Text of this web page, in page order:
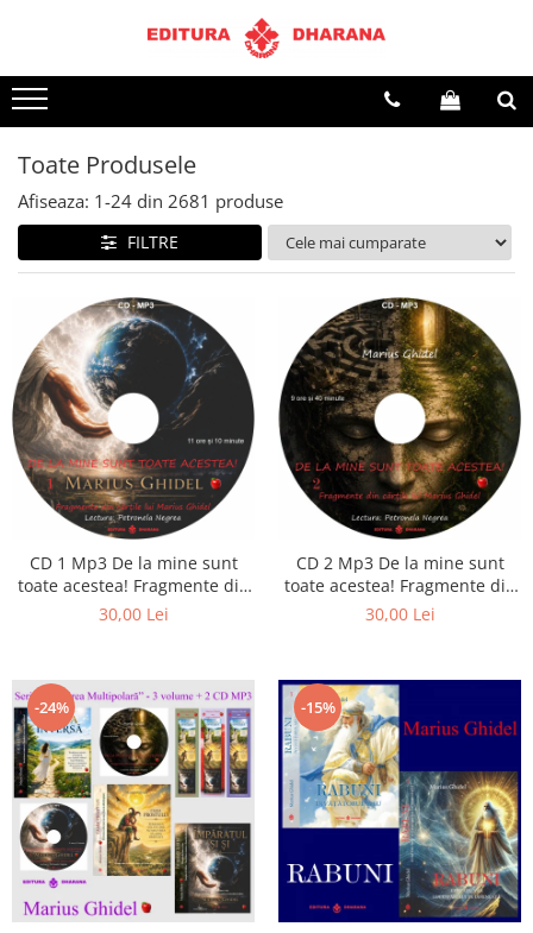
Terapii
Dietoterapie
Toate Produsele
Afiseaza: 1-24 din 2681 produse
FILTRE
CD 1 Mp3 De la mine sunt
toate acestea! Fragmente din
cărțile lui Marius Ghidel
30,00 Lei
CD 2 Mp3 De la mine sunt
toate acestea! Fragmente din
cărțile lui Marius Ghidel
30,00 Lei
-24% -15%